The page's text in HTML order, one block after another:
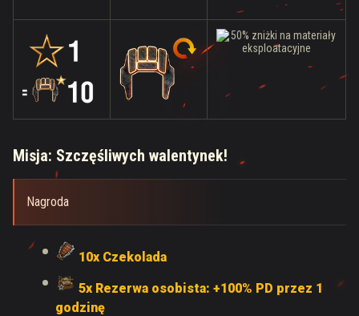
Misja: Szczęśliwych walentynek!
Nagroda
10x Czekolada
5x Rezerwa osobista: +100% PD przez 1
godzinę